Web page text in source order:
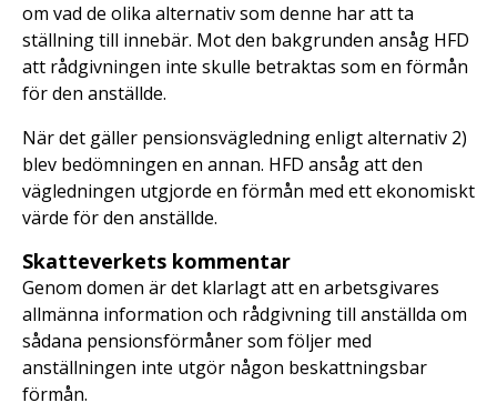
om vad de olika alternativ som denne har att ta
ställning till innebär. Mot den bakgrunden ansåg HFD
att rådgivningen inte skulle betraktas som en förmån
för den anställde.
När det gäller pensionsvägledning enligt alternativ 2)
blev bedömningen en annan. HFD ansåg att den
vägledningen utgjorde en förmån med ett ekonomiskt
värde för den anställde.
Skatteverkets kommentar
Genom domen är det klarlagt att en arbetsgivares
allmänna information och rådgivning till anställda om
sådana pensionsförmåner som följer med
anställningen inte utgör någon beskattningsbar
förmån.